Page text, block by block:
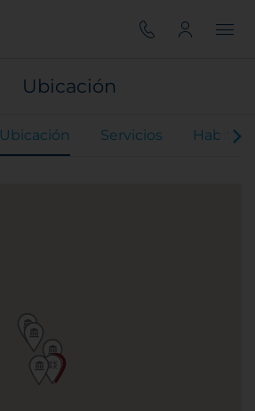
Ubicación
Ubicación Servicios